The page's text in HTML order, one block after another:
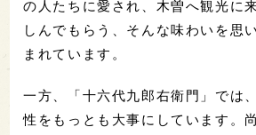
の人たちに愛され、木曽へ観光に
しんでもらう、そんな味わいを思
まれています。
一方、「十六代九郎右衛門」では
性をもっとも大事にしています。